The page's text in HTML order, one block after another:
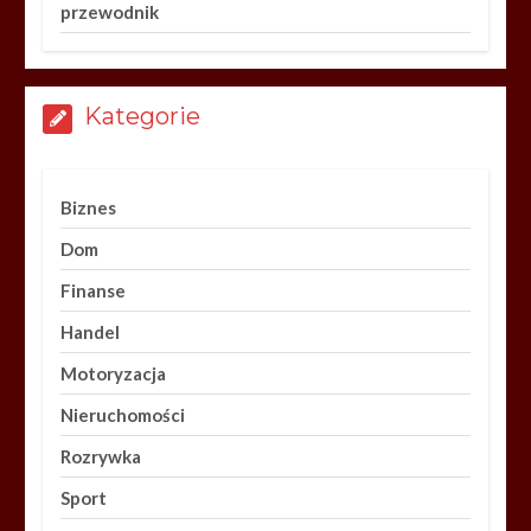
przewodnik
Kategorie
Biznes
Dom
Finanse
Handel
Motoryzacja
Nieruchomości
Rozrywka
Sport